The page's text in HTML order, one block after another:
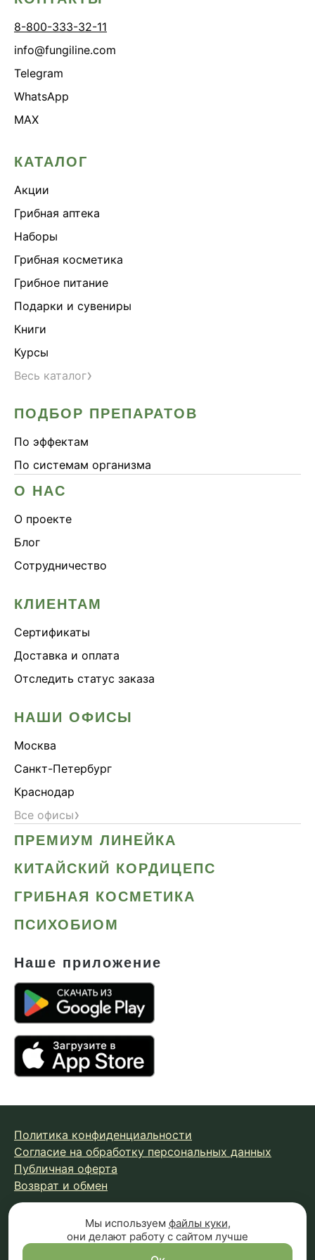
8-800-333-32-11
info@fungiline.com
Telegram
WhatsApp
MAX
КАТАЛОГ
Акции
Грибная аптека
Наборы
Грибная косметика
Грибное питание
Подарки и сувениры
Книги
Курсы
Весь каталог›
ПОДБОР ПРЕПАРАТОВ
По эффектам
По системам организма
О НАС
О проекте
Блог
Сотрудничество
КЛИЕНТАМ
Сертификаты
Доставка и оплата
Отследить статус заказа
НАШИ ОФИСЫ
Москва
Санкт-Петербург
Краснодар
Все офисы›
ПРЕМИУМ ЛИНЕЙКА
КИТАЙСКИЙ КОРДИЦЕПС
ГРИБНАЯ КОСМЕТИКА
ПСИХОБИОМ
Наше приложение
Политика конфиденциальности
Согласие на обработку персональных данных
Публичная оферта
Возврат и обмен
© 2026 Fungiline — зарегистрированная торговая марка.
Копирование материалов с сайта запрещено.
Вся информация на сайте носит справочный характер и
Мы используем файлы куки,
они делают работу с сайтом лучше